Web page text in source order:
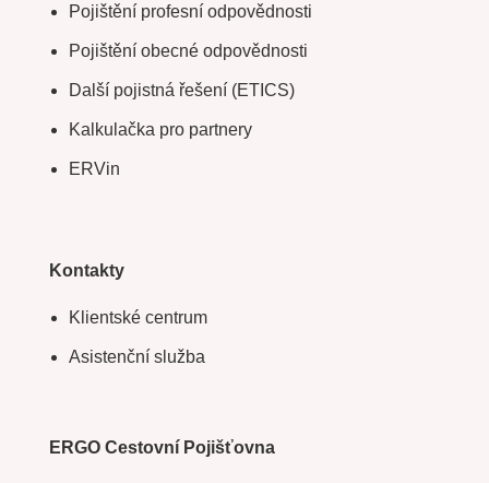
Pojištění profesní odpovědnosti
Pojištění obecné odpovědnosti
Další pojistná řešení (ETICS)
Kalkulačka pro partnery
ERVin
Kontakty
Klientské centrum
Asistenční služba
ERGO Cestovní Pojišťovna